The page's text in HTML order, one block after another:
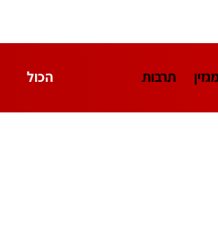
תרבות הכול